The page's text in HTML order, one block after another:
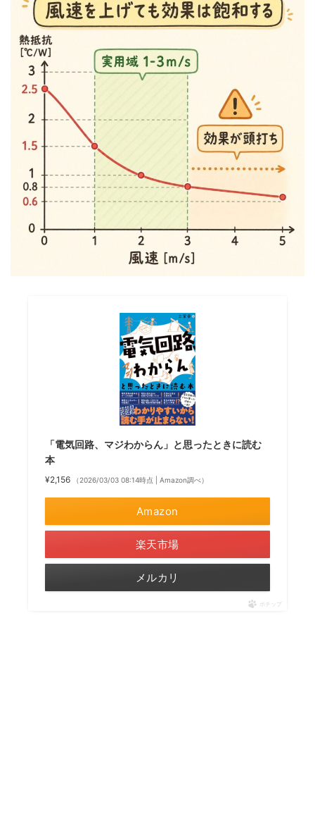
「電気回路、マジわからん」と思ったときに読む
本
¥2,156 （2026/03/03 08:14時点 | Amazon調べ）
Amazon
楽天市場
メルカリ
ポチップ